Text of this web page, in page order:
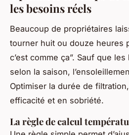
les besoins réels
Beaucoup de propriétaires
tourner huit ou douze heures
c’est comme ça”. Sauf que
selon la saison,
Optimiser la durée de
efficacité et en sobriété.
La règle de calcul